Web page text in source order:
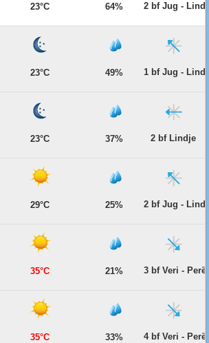
23°C 64% 2 bf Jug -
23°C 49% 1 bf Jug -
23°C 37% 2 bf Lindje
29°C 25% 2 bf Jug -
35°C 21% 3 bf Veri -
35°C 33% 4 bf Veri -